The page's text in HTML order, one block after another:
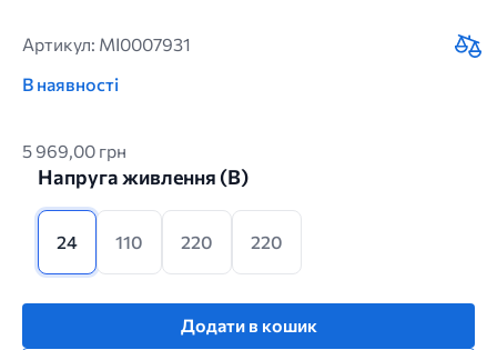
Артикул: MI0007931
В наявності
5 969,00 грн
Напруга живлення (B)
24 110 220 220
Додати в кошик